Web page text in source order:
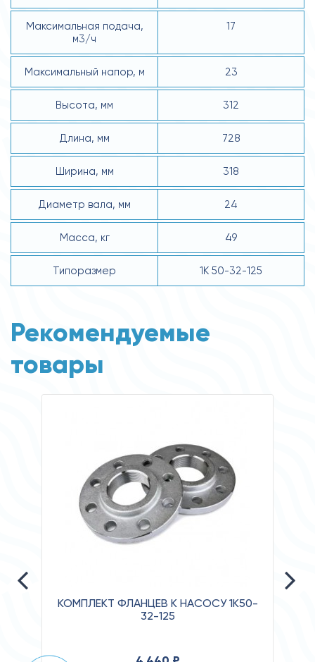
Максимальная подача,
м3/ч
17
Максимальный напор, м 23
Высота, мм 312
Длина, мм 728
Ширина, мм 318
Диаметр вала, мм 24
Масса, кг 49
Типоразмер 1К 50-32-125
Рекомендуемые
товары
КОМПЛЕКТ ФЛАНЦЕВ К НАСОСУ 1К50-
32-125